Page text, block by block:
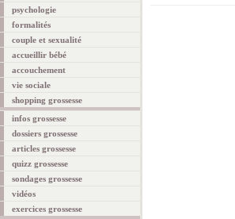
psychologie
formalités
couple et sexualité
accueillir bébé
accouchement
vie sociale
shopping grossesse
infos grossesse
dossiers grossesse
articles grossesse
quizz grossesse
sondages grossesse
vidéos
exercices grossesse